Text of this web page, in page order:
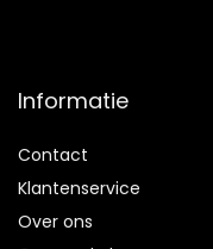
Informatie
Contact
Klantenservice
Over ons